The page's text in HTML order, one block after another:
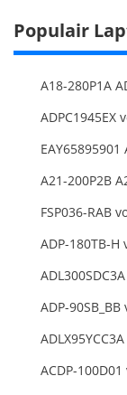
Populair
FSP036-RAB
ADP-180TB-H
ADP-90SB_BB
ACDP-100D01